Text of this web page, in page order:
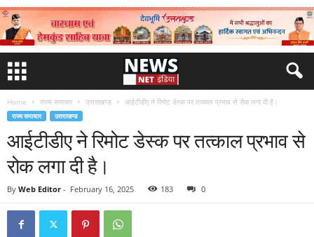
Home राज्य समाचार उत्तराखण्ड आईटीडीए ने रिमोट डेस्क पर तत्काल प्रभाव से रोक लगा दी है।
राज्य समाचार उत्तराखण्ड
आईटीडीए ने रिमोट डेस्क पर तत्काल प्रभाव से
रोक लगा दी है।
By Web Editor - February 16, 2025 183 0